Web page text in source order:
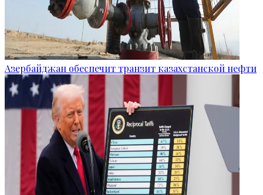
Азербайджан обеспечит транзит казахстанской нефти